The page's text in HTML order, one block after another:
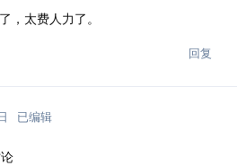
，太费人力了。
回复
已编辑